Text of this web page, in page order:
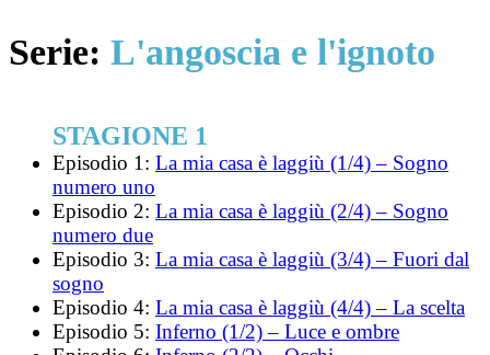
Serie: L'angoscia e l'ignoto
STAGIONE 1
Episodio 1: La mia casa è laggiù (1/4) – Sogno
numero uno
Episodio 2: La mia casa è laggiù (2/4) – Sogno
numero due
Episodio 3: La mia casa è laggiù (3/4) – Fuori dal
sogno
Episodio 4: La mia casa è laggiù (4/4) – La scelta
Episodio 5: Inferno (1/2) – Luce e ombre